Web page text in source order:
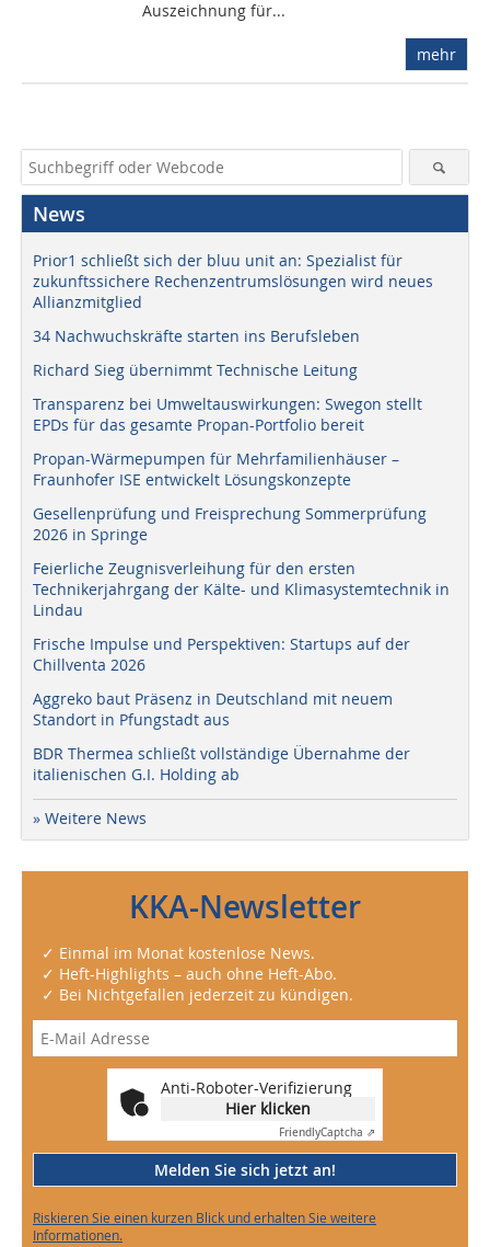
Auszeichnung für...
mehr
News
Prior1 schließt sich der bluu unit an: Spezialist für
zukunftssichere Rechenzentrumslösungen wird neues
Allianzmitglied
34 Nachwuchskräfte starten ins Berufsleben
Richard Sieg übernimmt Technische Leitung
Transparenz bei Umweltauswirkungen: Swegon stellt
EPDs für das gesamte Propan-Portfolio bereit
Propan-Wärmepumpen für Mehrfamilienhäuser –
Fraunhofer ISE entwickelt Lösungskonzepte
Gesellenprüfung und Freisprechung Sommerprüfung
2026 in Springe
Feierliche Zeugnisverleihung für den ersten
Technikerjahrgang der Kälte- und Klimasystemtechnik in
Lindau
Frische Impulse und Perspektiven: Startups auf der
Chillventa 2026
Aggreko baut Präsenz in Deutschland mit neuem
Standort in Pfungstadt aus
BDR Thermea schließt vollständige Übernahme der
italienischen G.I. Holding ab
» Weitere News
KKA-Newsletter
✓ Einmal im Monat kostenlose News.
✓ Heft-Highlights – auch ohne Heft-Abo.
✓ Bei Nichtgefallen jederzeit zu kündigen.
Anti-Roboter-Verifizierung
Hier klicken
FriendlyCaptcha ⇗
Melden Sie sich jetzt an!
Riskieren Sie einen kurzen Blick und erhalten Sie weitere
Informationen.